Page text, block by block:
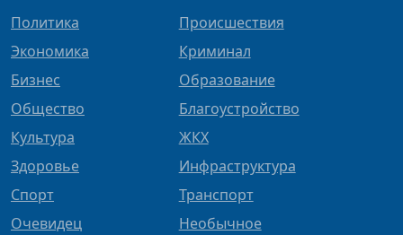
Политика
Экономика
Бизнес
Общество
Культура
Здоровье
Спорт
Очевидец
Происшествия
Криминал
Образование
Благоустройство
ЖКХ
Инфраструктура
Транспорт
Необычное